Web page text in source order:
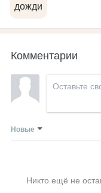
дожди
Комментарии
Новые
Никто ещё не